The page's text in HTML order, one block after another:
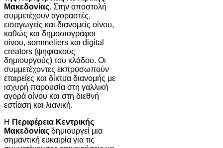
Μακεδονίας. Στην αποστολή
συμμετέχουν αγοραστές,
εισαγωγείς και διανομείς οίνου,
καθώς και δημοσιογράφοι
οίνου, sommeliers και digital
creators (ψηφιακούς
δημιουργούς) του κλάδου. Οι
συμμετέχοντες εκπροσωπούν
εταιρείες και δίκτυα διανομής με
ισχυρή παρουσία στη γαλλική
αγορά οίνου και στη διεθνή
εστίαση και λιανική.
Η Περιφέρεια Κεντρικής
Μακεδονίας δημιουργεί μια
σημαντική ευκαιρία για τις